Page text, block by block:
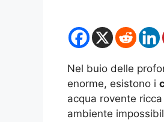
Nel buio delle
enorme, esistono i
acqua rovente
ambiente